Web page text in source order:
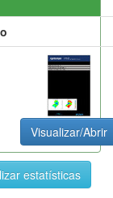
Visualizar/Abrir
estatísticas